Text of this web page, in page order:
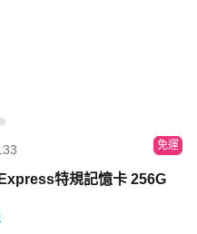
免運
特規記憶卡 256G